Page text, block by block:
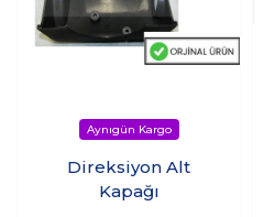
Direksiyon Alt
Kapağı